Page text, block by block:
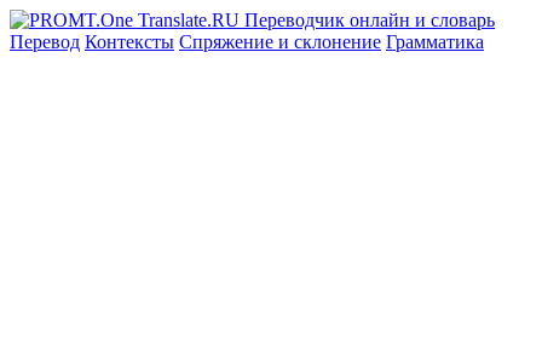
Перевод Контексты Спряжение и склонение Грамматика